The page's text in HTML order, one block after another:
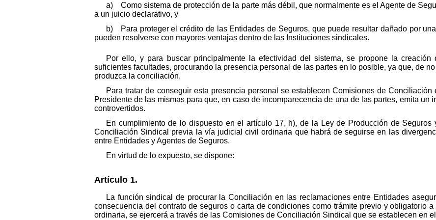
a) Como sistema de protección de la parte más débil, que normalmente es el Agente de
a un juicio declarativo, y
b) Para proteger el crédito de las Entidades de Seguros, que puede resultar dañado por
pueden resolverse con mayores ventajas dentro de las Instituciones sindicales.
Por ello, y para buscar principalmente la efectividad del sistema, se propone la
suficientes facultades, procurando la presencia personal de las partes en lo posible, ya que, de
produzca la conciliación.
Para tratar de conseguir esta presencia personal se establecen Comisiones de Conciliación
Presidente de las mismas para que, en caso de incomparecencia de una de las partes, emita un
controvertidos.
En cumplimiento de lo dispuesto en el artículo 17, h), de la Ley de Producción de
Conciliación Sindical previa la vía judicial civil ordinaria que habrá de seguirse en las
entre Entidades y Agentes de Seguros.
En virtud de lo expuesto, se dispone:
Artículo 1.
La función sindical de procurar la Conciliación en las reclamaciones entre Entidades
consecuencia del contrato de seguros o carta de condiciones como trámite previo y obligatorio
ordinaria, se ejercerá a través de las Comisiones de Conciliación Sindical que se establecen en